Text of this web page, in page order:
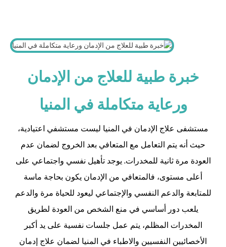
خبرة طبية للعلاج من الإدمان
ورعاية متكاملة في المنيا
مستشفى علاج الإدمان في المنيا ليست مستشفي اعتيادية،
حيث أنه يتم التعامل مع المتعافي بعد الخروج لضمان عدم
العودة مرة ثانية للمخدرات. يوجد تأهيل نفسي واجتماعي على
أعلى مستوى، فالمتعافي من الإدمان يكون بحاجة ماسة
للمتابعة والدعم النفسي والإجتماعي ليعود للحياة مرة والدعم
يلعب دور أساسي في منع الشخص من العودة لطريق
المخدرات المظلم، يتم عمل جلسات نفسية على يد أكبر
الأخصائيين النفسيين والاطباء في المنيا لضمان علاج إدمان